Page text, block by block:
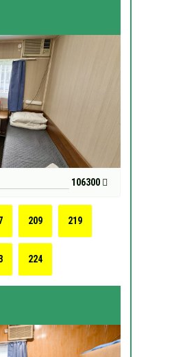
106300
209 219
224